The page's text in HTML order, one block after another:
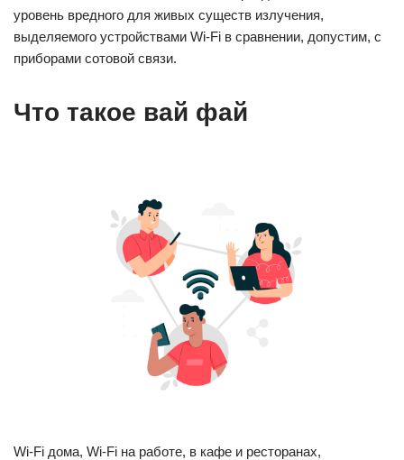
уровень вредного для живых существ излучения,
выделяемого устройствами Wi-Fi в сравнении, допустим, с
приборами сотовой связи.
Что такое вай фай
Wi-Fi дома, Wi-Fi на работе, в кафе и ресторанах,